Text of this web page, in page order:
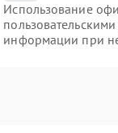
Использование
информации при